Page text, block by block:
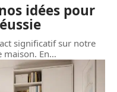
idées pour
significatif sur notre
maison. En…